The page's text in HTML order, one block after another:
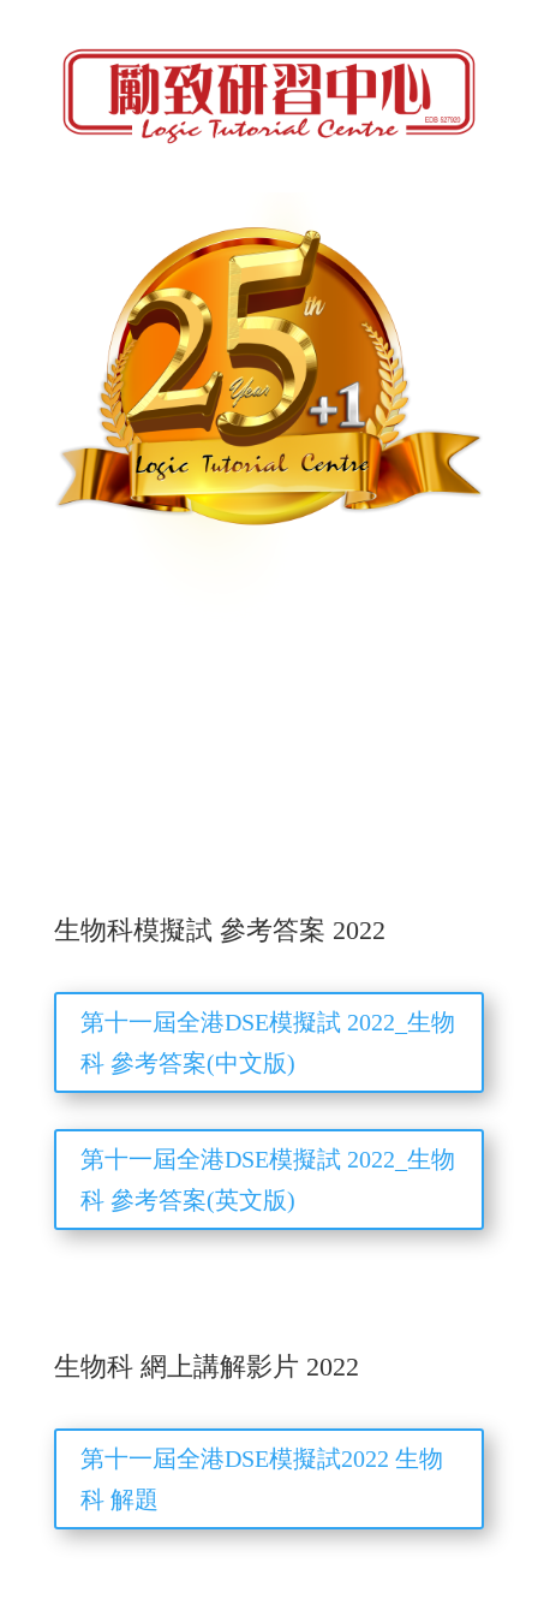
生物科模擬試 參考答案 2022
第十一屆全港DSE模擬試 2022_生物
科 參考答案(中文版)
第十一屆全港DSE模擬試 2022_生物
科 參考答案(英文版)
生物科 網上講解影片 2022
第十一屆全港DSE模擬試2022 生物
科 解題